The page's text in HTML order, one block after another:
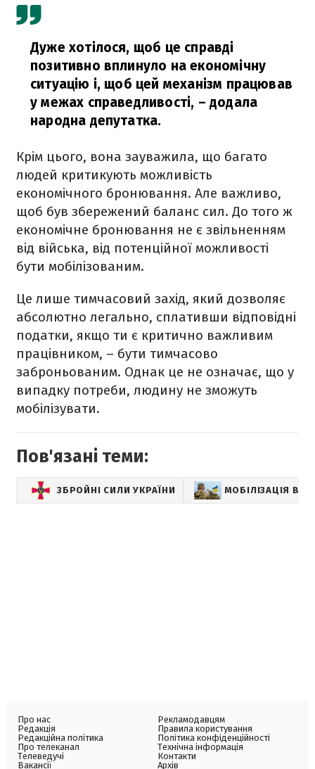
Дуже хотілося, щоб це справді
позитивно вплинуло на економічну
ситуацію і, щоб цей механізм працював
у межах справедливості, – додала
народна депутатка.
Крім цього, вона зауважила, що багато
людей критикують можливість
економічного бронювання. Але важливо,
щоб був збережений баланс сил. До того ж
економічне бронювання не є звільненням
від війська, від потенційної можливості
бути мобілізованим.
Це лише тимчасовий захід, який дозволяє
абсолютно легально, сплативши відповідні
податки, якщо ти є критично важливим
працівником, – бути тимчасово
заброньованим. Однак це не означає, що у
випадку потреби, людину не зможуть
мобілізувати.
Пов'язані теми:
ЗБРОЙНІ СИЛИ УКРАЇНИ МОБІЛІЗАЦІЯ В
Про нас
Редакція
Редакційна політика
Про телеканал
Телеведучі
Вакансії
Рекламодавцям
Правила користування
Політика конфіденційності
Технічна інформація
Контакти
Архів